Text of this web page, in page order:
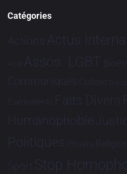
Catégories
Actions Actus
Asie Assos. LGBT
Communiqués Culture
Evénements Faits Divers
Humanophobie
Politiques Projets Religion
Sport Stop